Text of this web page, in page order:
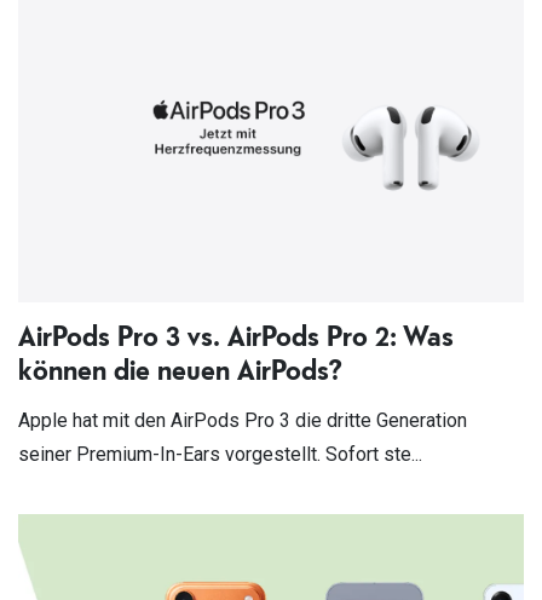
AirPods Pro 3 vs. AirPods Pro 2: Was
können die neuen AirPods?
Apple hat mit den AirPods Pro 3 die dritte Generation
seiner Premium-In-Ears vorgestellt. Sofort ste...